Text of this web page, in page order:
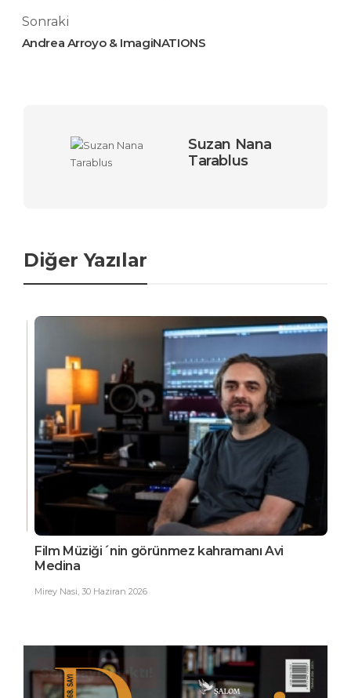
Sonraki
Andrea Arroyo & ImagiNATIONS
Suzan Nana
Tarablus
Diğer Yazılar
Film Müziği´nin görünmez kahramanı Avi
Medina
Mirey Nasi,30 Haziran 2026
Son sayısı çıktı!